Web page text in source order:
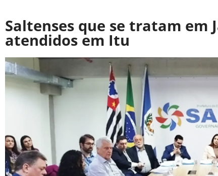
Saltenses que se tratam em
atendidos em Itu